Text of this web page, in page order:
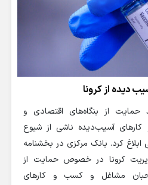
دیده از کرونا
از بنگاه‌های اقتصادی و
آسیب‌دیده ناشی از شیوع
ابلاغ کرد. بانک مرکزی در بخشنامه
کرونا در خصوص حمایت از
مشاغل و کسب و کارهای